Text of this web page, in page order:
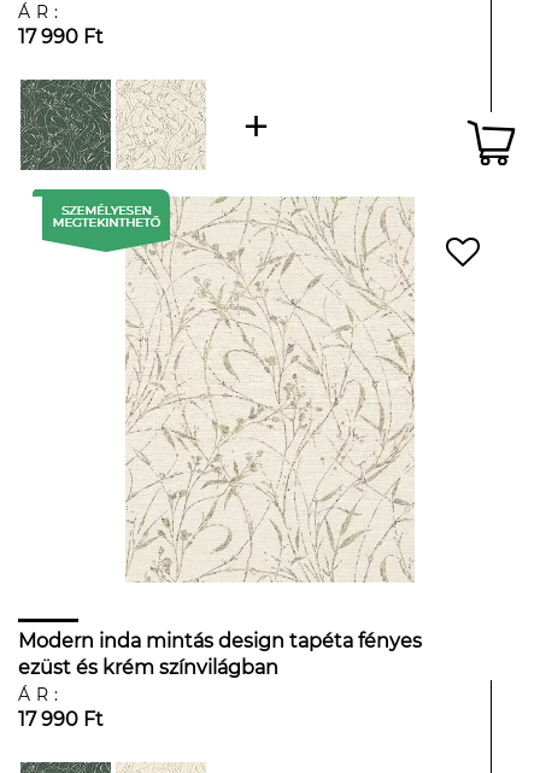
ÁR:
17 990 Ft
Modern inda mintás design tapéta fényes
ezüst és krém színvilágban
ÁR:
17 990 Ft